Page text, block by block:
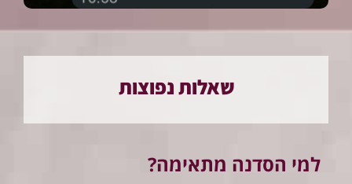
שאלות נפוצות
למי הסדנה מתאימה?